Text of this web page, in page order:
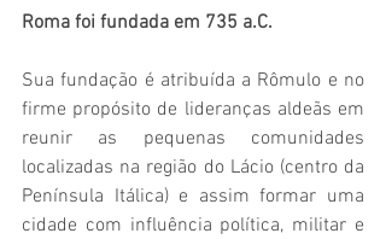
Roma foi fundada em 735 a.C.
Sua fundação é atribuída a Rômulo e no
firme propósito de lideranças aldeãs em
reunir as pequenas comunidades
localizadas na região do Lácio (centro da
Península Itálica) e assim formar uma
cidade com influência política, militar e